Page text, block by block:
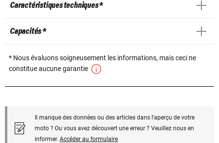
Caractéristiques techniques *
Capacités *
* Nous évaluons soigneusement les informations, mais ceci ne
constitue aucune garantie
Il manque des données ou des articles dans l'aperçu de votre
moto ? Ou vous avez découvert une erreur ? Veuillez nous en
informer. Accéder au formulaire